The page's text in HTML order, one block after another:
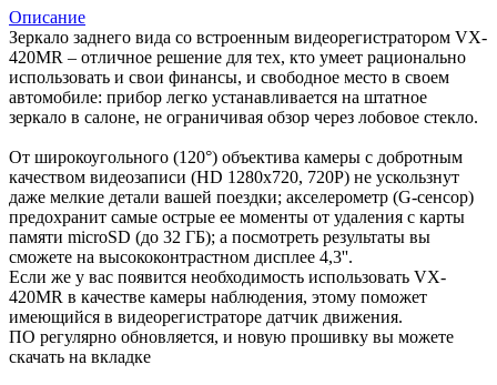
Описание
Зеркало заднего вида со встроенным видеорегистратором VX-
420MR – отличное решение для тех, кто умеет рационально
использовать и свои финансы, и свободное место в своем
автомобиле: прибор легко устанавливается на штатное
зеркало в салоне, не ограничивая обзор через лобовое стекло.
От широкоугольного (120°) объектива камеры с добротным
качеством видеозаписи (HD 1280х720, 720Р) не ускользнут
даже мелкие детали вашей поездки; акселерометр (G-сенсор)
предохранит самые острые ее моменты от удаления с карты
памяти microSD (до 32 ГБ); а посмотреть результаты вы
сможете на высококонтрастном дисплее 4,3''.
Если же у вас появится необходимость использовать VX-
420MR в качестве камеры наблюдения, этому поможет
имеющийся в видеорегистраторе датчик движения.
ПО регулярно обновляется, и новую прошивку вы можете
скачать на вкладке